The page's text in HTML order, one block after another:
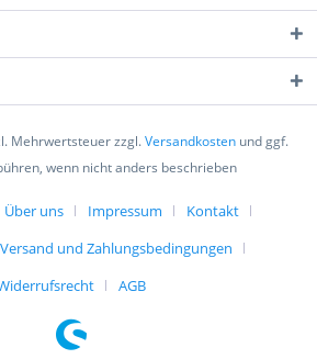
gelesen,
zu. *
Mehrwertsteuer zzgl.Versandkosten und ggf.
wenn nicht anders beschrieben
Über uns Impressum
Kontakt
Versand und Zahlungsbedingungen
AGB